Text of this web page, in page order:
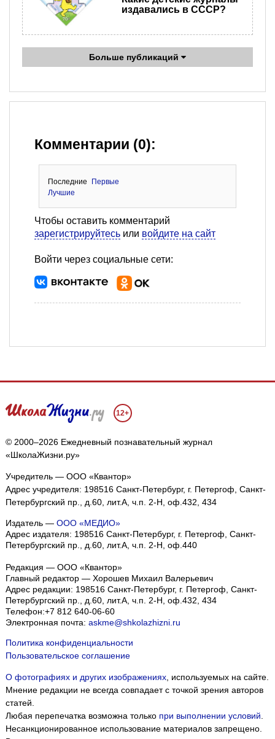
издавались в СССР?
Больше публикаций
Комментарии (0):
Последние
Первые
Лучшие
Чтобы оставить комментарий
зарегистрируйтесь или войдите на сайт
Войти через социальные сети:
12+
© 2000–2026 Ежедневный познавательный журнал
«ШколаЖизни.ру»
Учредитель — ООО «Квантор»
Адрес учредителя: 198516 Санкт-Петербург, г. Петергоф, Санкт-
Петербургский пр., д.60, лит.А, ч.п. 2-Н, оф.432, 434
Издатель — ООО «МЕДИО»
Адрес издателя: 198516 Санкт-Петербург, г. Петергоф, Санкт-
Петербургский пр., д.60, лит.А, ч.п. 2-Н, оф.440
Редакция — ООО «Квантор»
Главный редактор — Хорошев Михаил Валерьевич
Адрес редакции: 198516 Санкт-Петербург, г. Петергоф Санкт-
Петербургский пр., д.60, лит.А, ч.п. 2-Н, оф.432, 434
Телефон:+7 812 640-06-60
Электронная почта: askme@shkolazhizni.ru
Политика конфиденциальности
Пользовательское соглашение
О фотографиях и других изображениях, используемых на сайте.
Мнение редакции не всегда совпадает с точкой зрения авторов
статей.
Любая перепечатка возможна только при выполнении условий
Несанкционированное использование материалов запрещено.